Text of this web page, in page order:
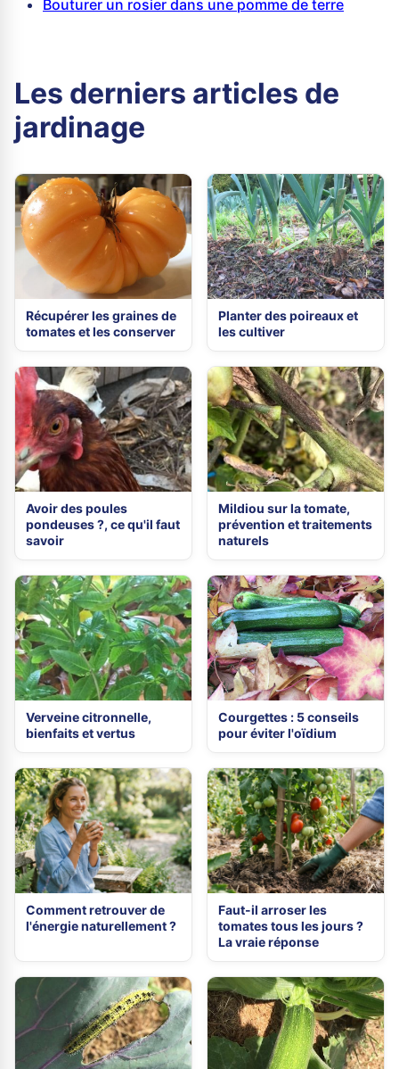
Bouturer un rosier dans une pomme de terre
Les derniers articles de
jardinage
Récupérer les graines de
tomates et les conserver
Planter des poireaux et
les cultiver
Avoir des poules
pondeuses ?, ce qu'il faut
savoir
Mildiou sur la tomate,
prévention et traitements
naturels
Verveine citronnelle,
bienfaits et vertus
Courgettes : 5 conseils
pour éviter l'oïdium
Comment retrouver de
l'énergie naturellement ?
Faut-il arroser les
tomates tous les jours ?
La vraie réponse